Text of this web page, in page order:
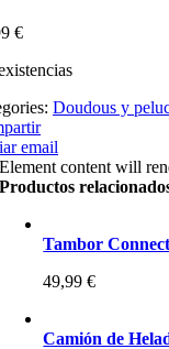
€
Doudous y
email
Element content will
Productos
Tambor
49,99€
Camión de